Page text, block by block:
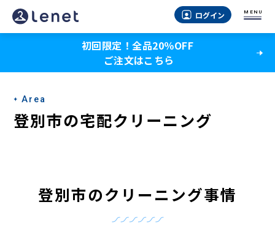
登
別
の
ク
リ
ログイン MENU
初回限定！全品20％OFF
ご注文はこちら
Area
登別市の宅配クリーニング
登別市のクリーニング事情